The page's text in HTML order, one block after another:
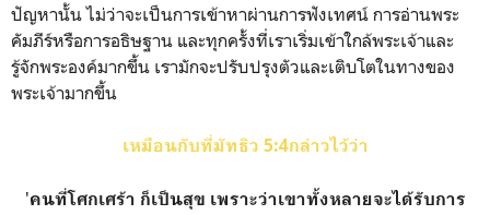
ปัญหานั้น ไม่ว่าจะเป็นการเข้าหาผ่านการฟังเทศน์ การอ่านพระ
คัมภีร์หรือการอธิษฐาน และทุกครั้งที่เราเริ่มเข้าใกล้พระเจ้าและ
รู้จักพระองค์มากขึ้น เรามักจะปรับปรุงตัวและเติบโตในทางของ
พระเจ้ามากขึ้น
เหมือนกับที่มัทธิว 5:4กล่าวไว้ว่า
'คนที่โศกเศร้า ก็เป็นสุข เพราะว่าเขาทั้งหลายจะได้รับการ